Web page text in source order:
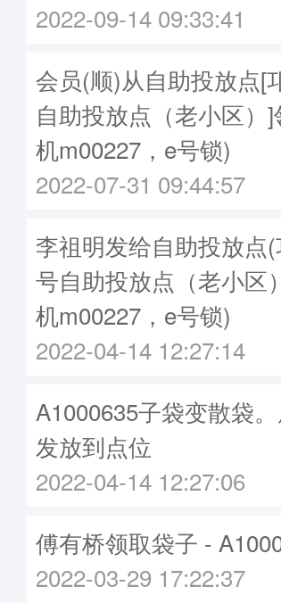
2022-09-14 09:33:41
会员(顺)从自助投放点[
自助投放点（老小区）
机m00227，e号锁)
2022-07-31 09:44:57
李祖明发给自助投放点
号自助投放点（老小区
机m00227，e号锁)
2022-04-14 12:27:14
A1000635子袋变散袋
发放到点位
2022-04-14 12:27:06
傅有桥领取袋子 -
2022-03-29 17:22:37